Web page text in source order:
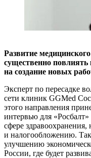
Развитие
существенно
на создание новых
Эксперт по пересадке
сети клиник GGMed
этого направления
интервью для «Росбалт»
сфере здравоохранения,
и налогообложению.
улучшению
России, где будет